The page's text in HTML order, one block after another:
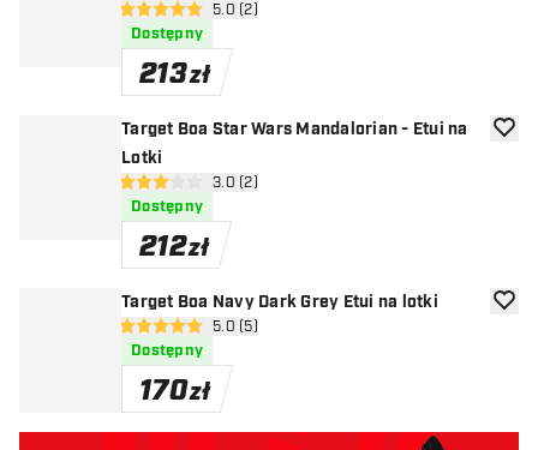
otwórz panel recenzji
5 gwiazdki oceny5.0 (2)
Dostępny
213zł
Target Boa Star Wars Mandalorian - Etui na
Lotki
otwórz panel recenzji
3 gwiazdki oceny3.0 (2)
Dostępny
212zł
Target Boa Navy Dark Grey Etui na lotki
otwórz panel recenzji
5 gwiazdki oceny5.0 (5)
Dostępny
170zł